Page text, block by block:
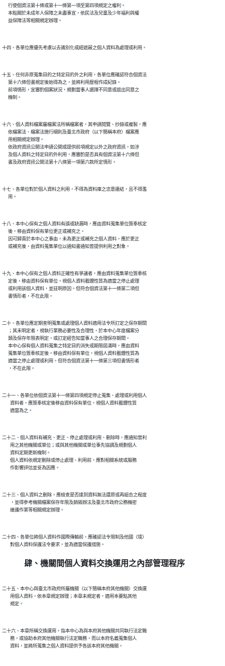
      行使個資法第十條或第十一條第一項至第四項規定之權利。
      本點關於未成年人保障之未盡事宜，依民法及兒童及少年福利與權
十五、任何非原蒐集目的之特定目的外之利用，各單位應確認符合個資法
      第十六條但書規定後始得為之，並將利用歷程作成紀錄。
      前項情形，宜審酌個案狀況，規劃當事人選擇不同意或退出同意之
十六、個人資料檔案屬檔案法所稱檔案者，其申請閱覽、抄錄或複製，應
      依檔案法、檔案法施行細則及臺北市政府（以下簡稱本府）檔案應
      用相關規定辦理。
      依政府資訊公開法申請公開或提供前項規定以外之政府資訊，如涉
      及個人資料之特定目的外利用，應審酌是否具有個資法第十六條但
十七、各單位對於個人資料之利用，不得為資料庫之恣意連結，且不得濫
十八、本中心保有之個人資料有誤或缺漏時，應由資料蒐集單位簽奉核定
      後，移由資料保有單位更正或補充之。
      因可歸責於本中心之事由，未為更正或補充之個人資料，應於更正
十九、本中心保有之個人資料正確性有爭議者，應由資料蒐集單位簽奉核
      定後，移由資料保有單位，視個人資料載體性質為適當之停止處理
      或利用該個人資料，並註明原因。但符合個資法第十一條第二項但
二十、各單位應定期查明蒐集或處理個人資料適用法令所訂定之保存期間
      ；其未明定者，視執行業務必要性及合理性，於本中心年度檔案分
      類及保存年限表明定，或訂定經告知當事人之合理保存期間。
      本中心保有個人資料蒐集之特定目的消失或期限屆滿時，應由資料
      蒐集單位簽奉核定後，移由資料保有單位，視個人資料載體性質為
      適當之停止處理或利用。但符合個資法第十一條第三項但書情形者
二十一、各單位依個資法第十一條第四項規定停止蒐集、處理或利用個人
        資料者，應簽奉核定後移由資料保有單位，視個人資料載體性質
二十二、個人資料有補充、更正、停止處理或利用、刪除時，應通知曾利
        用之其他機關或單位；或與其他機關或單位事先協調及規劃個人
        資料定期更新機制。
        個人資料依規定刪除或停止處理、利用前，應對相關系統或服務
二十三、個人資料之刪除，應檢查是否達到資料無法還原或再組合之程度
        ，並得參考機關檔案保存年限及銷毀辦法及臺北市政府公務機密
二十四、各單位將個人資料作國際傳輸前，應確認法令限制及他國（境）
肆、機關間個人資料交換運用之內部管理程序
二十五、本中心與臺北市政府所屬機關（以下簡稱本府其他機關）交換運
        用個人資料，依本章規定辦理；本章未規定者，適用本要點其他
二十六、本章所稱交換運用，指本中心為與本府其他機關共同執行法定職
        務，或協助本府其他機關執行法定職務，而以本府名義蒐集個人